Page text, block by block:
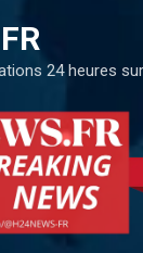
24 heures